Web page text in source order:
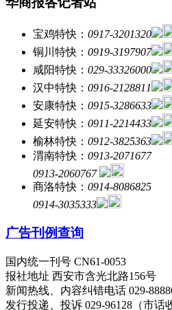
宝鸡特快： 0917-3201320
铜川特快： 0919-3197907
咸阳特快： 029-33326000
汉中特快： 0916-2128811
安康特快： 0915-3286633
延安特快： 0911-2214433
榆林特快： 0912-3825363
渭南特快： 0913-2071677
0913-2060767
商洛特快： 0914-8086825
0914-3035333
广告刊例查询
国内统一刊号 CN61-0053
报社地址 西安市含光北路156号
新闻热线、内容纠错电话 029-
发行投递、投诉 029-96128（市话